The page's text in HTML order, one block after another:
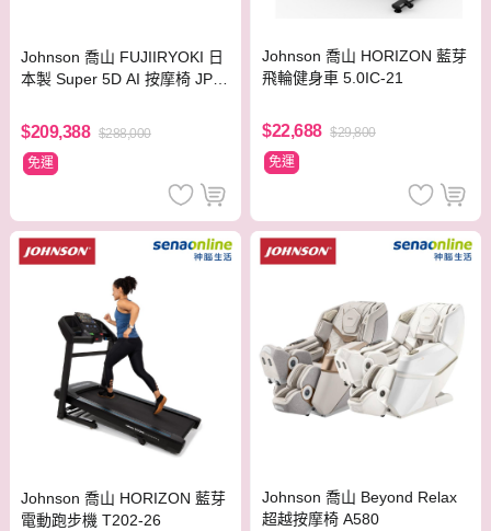
Johnson 喬山 FUJIIRYOKI 日
本製 Super 5D AI 按摩椅 JP-4
$209,388 $288,000
免運
Johnson 喬山 HORIZON 藍芽
飛輪健身車 5.0IC-21
$22,688 $29,800
免運
Johnson 喬山 HORIZON 藍芽
電動跑步機 T202-26
Johnson 喬山 Beyond Relax
超越按摩椅 A580